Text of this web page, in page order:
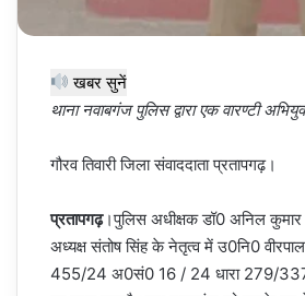
खबर सुनें
थाना नवाबगंज पुलिस द्वारा एक वारण्टी
गौरव तिवारी जिला संवाददाता प्रतापगढ़।
प्रतापगढ़।पुलिस अधीक्षक डॉ0 अनिल कुमार
अध्यक्ष संतोष सिंह के नेतृत्व में उ0नि0
455/24 अ0सं0 16 / 24 धारा 279/337/